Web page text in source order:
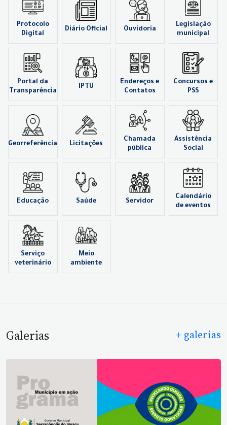
Protocolo
Digital
Diário Oficial Ouvidoria
Legislação
municipal
Portal da
Transparência
IPTU
Endereços e
Contatos
Concursos e
PSS
Georreferência Licitações
Chamada
pública
Assistência
Social
Educação Saúde Servidor
Calendário
de eventos
Serviço
veterinário
Meio
ambiente
Galerias + galerias